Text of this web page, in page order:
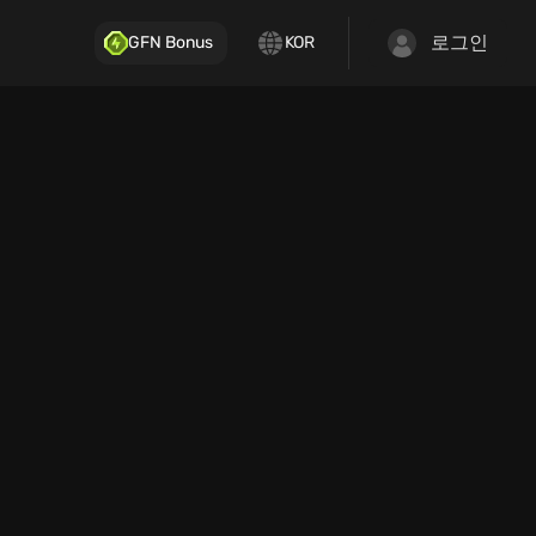
GFN Bonus KOR 로그인